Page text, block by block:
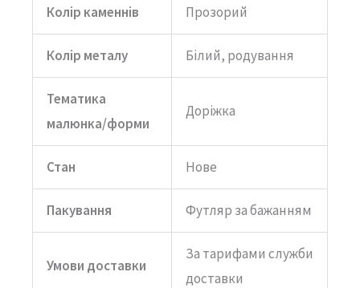
Колір каменнів Прозорий
Колір металу Білий, родування
Тематика
малюнка/форми
Доріжка
Стан Нове
Пакування Футляр за бажанням
Умови доставки
За тарифами служби
доставки